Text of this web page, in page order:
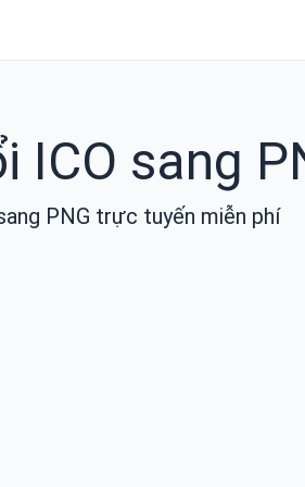
ICO sang
PNG trực tuyến miễn phí